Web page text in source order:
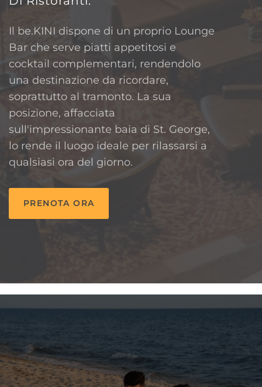
Il be.KINI dispone di un proprio Lounge
Bar che serve piatti appetitosi e
cocktail complementari, rendendolo
una destinazione da ricordare,
soprattutto al tramonto. La sua
posizione, affacciata
sull'impressionante baia di St. George,
lo rende il luogo ideale per rilassarsi a
qualsiasi ora del giorno.
PRENOTA ORA